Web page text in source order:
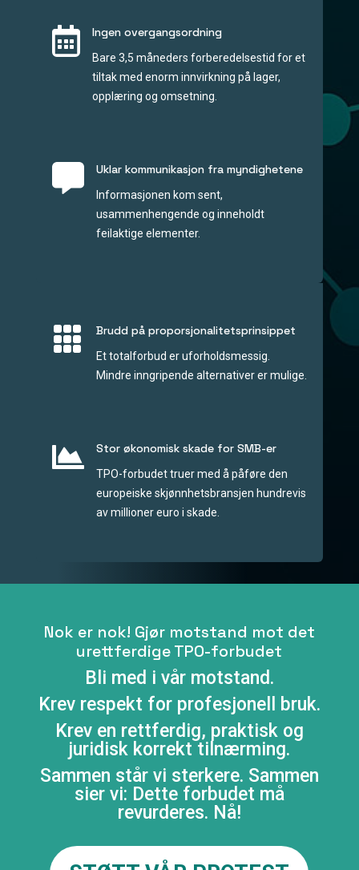
 Ingen overgangsordning
Bare 3,5 måneders forberedelsestid for et
tiltak med enorm innvirkning på lager,
opplæring og omsetning.
 Uklar kommunikasjon fra myndighetene
Informasjonen kom sent,
usammenhengende og inneholdt
feilaktige elementer.
 Brudd på proporsjonalitetsprinsippet
Et totalforbud er uforholdsmessig.
Mindre inngripende alternativer er mulige.
 Stor økonomisk skade for SMB-er
TPO-forbudet truer med å påføre den
europeiske skjønnhetsbransjen hundrevis
av millioner euro i skade.
Nok er nok! Gjør motstand mot det
urettferdige TPO-forbudet
Bli med i vår motstand.
Krev respekt for profesjonell bruk.
Krev en rettferdig, praktisk og
juridisk korrekt tilnærming.
Sammen står vi sterkere. Sammen
sier vi: Dette forbudet må
revurderes. Nå!